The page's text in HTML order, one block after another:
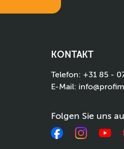
KONTAKT
Telefon: +31 85 -
E-Mail:
Folgen Sie uns
FacebookInstagram